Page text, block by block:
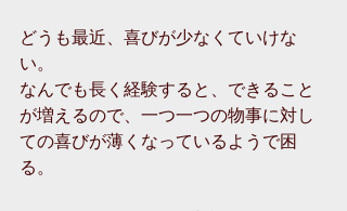
どうも最近、喜びが少なくていけな
い。
なんでも長く経験すると、できること
が増えるので、一つ一つの物事に対し
ての喜びが薄くなっているようで困
る。